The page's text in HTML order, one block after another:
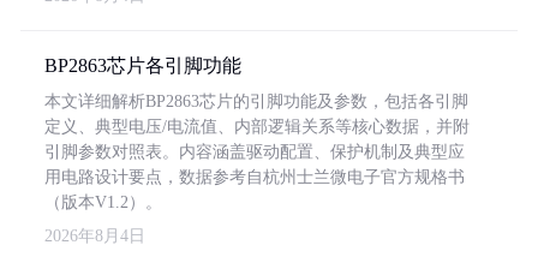
BP2863芯片各引脚功能
本文详细解析BP2863芯片的引脚功能及参数，包括各引脚
定义、典型电压/电流值、内部逻辑关系等核心数据，并附
引脚参数对照表。内容涵盖驱动配置、保护机制及典型应
用电路设计要点，数据参考自杭州士兰微电子官方规格书
（版本V1.2）。
2026年8月4日